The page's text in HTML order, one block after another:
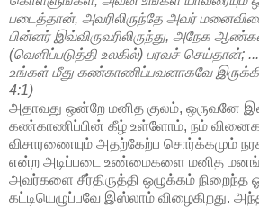
படைத்தான், அவரிலிருந்தே அவர்
பின்னர் இவ்விருவரிலிருந்து, அநேக
(வெளிப்படுத்தி உலகில்) பரவச் செய்தான்;
உங்கள் மீது கண்காணிப்பவனாகவே
4:1)
அதாவது ஒன்றே மனித குலம், ஒருவனே
கண்காணிப்பின் கீழ் உள்ளோம், நம்
விசாரணையும் அதற்கேற்ப சொர்க்கமும்
என்ற அடிப்படை உண்மைகளை மனித
அவர்களை சீர்திருத்தி ஒழுக்கம் நிறைந்த
கட்டியெழுப்பவே இஸ்லாம் விழைகிறது.